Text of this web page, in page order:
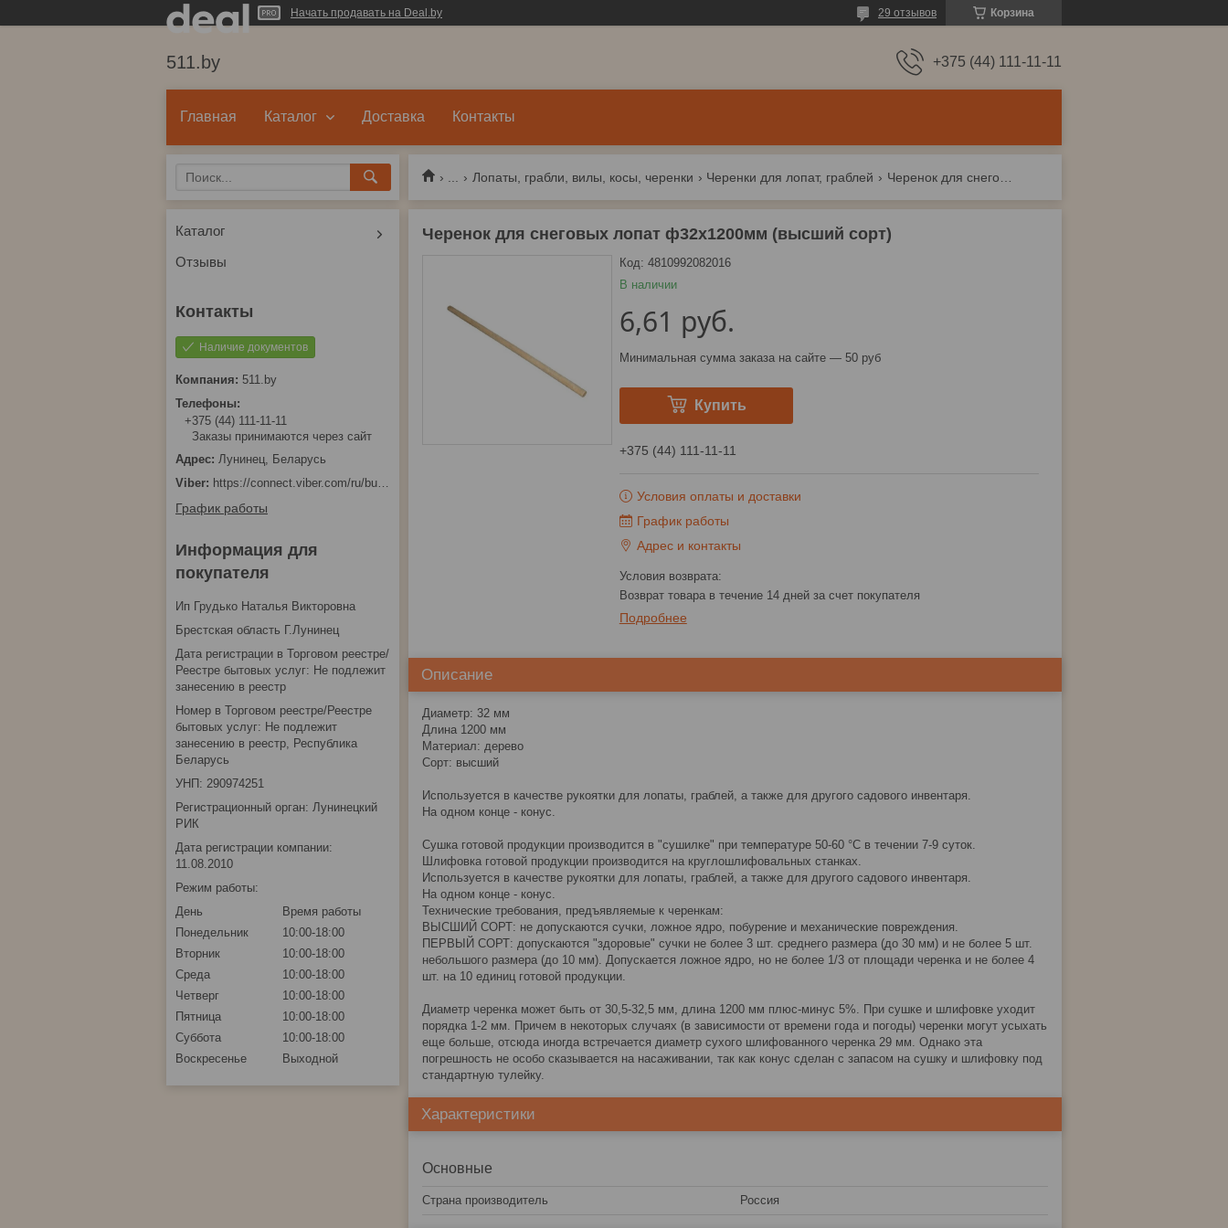
Начать продавать на Deal.by Корзина
29 отзывов
511.by +375 (44) 111-11-11
Главная Каталог Доставка Контакты
Лопаты, грабли, вилы, косы, черенки Черенки для лопат, граблей
Черенок для снеговых лопат ф32х1200мм (высший сорт)
В наличии
Код: 4810992082016
6,61 руб.
Минимальная сумма заказа на сайте — 50 руб
Купить
+375 (44) 111-11-11
Условия оплаты и доставки
График работы
Адрес и контакты
возврат товара в течение 14 дней за счет покупателя
Подробнее
Описание
Диаметр: 32 мм
Длина 1200 мм
Материал: дерево
Сорт: высший
Используется в качестве рукоятки для лопаты, граблей, а также для другого садового инвентаря.
На одном конце - конус.
Сушка готовой продукции производится в "сушилке" при температуре 50-60 °С в течении 7-9 суток.
Шлифовка готовой продукции производится на круглошлифовальных станках.
Используется в качестве рукоятки для лопаты, граблей, а также для другого садового инвентаря.
На одном конце - конус.
Технические требования, предъявляемые к черенкам:
ВЫСШИЙ СОРТ: не допускаются сучки, ложное ядро, побурение и механические повреждения.
ПЕРВЫЙ СОРТ: допускаются "здоровые" сучки не более 3 шт. среднего размера (до 30 мм) и не более 5 шт.
небольшого размера (до 10 мм). Допускается ложное ядро, но не более 1/3 от площади черенка и не более 4
шт. на 10 единиц готовой продукции.
Диаметр черенка может быть от 30,5-32,5 мм, длина 1200 мм плюс-минус 5%. При сушке и шлифовке уходит
порядка 1-2 мм. Причем в некоторых случаях (в зависимости от времени года и погоды) черенки могут усыхать
еще больше, отсюда иногда встречается диаметр сухого шлифованного черенка 29 мм. Однако эта
погрешность не особо сказывается на насаживании, так как конус сделан с запасом на сушку и шлифовку под
стандартную тулейку.
Характеристики
Основные
Страна производитель Россия
Каталог
Отзывы
Наличие документов
511.by
+375 (44) 111-11-11
Заказы принимаются через сайт
Лунинец, Беларусь
https://connect.viber.com/ru/business/1d480fbc-bd61-11ef-8513-eab83dfd23fa
График работы
Информация для
покупателя
Ип Грудько Наталья Викторовна
Брестская область Г.Лунинец
Дата регистрации в Торговом реестре/
Реестре бытовых услуг: Не подлежит
занесению в реестр
Номер в Торговом реестре/Реестре
бытовых услуг: Не подлежит
занесению в реестр, Республика
Беларусь
УНП: 290974251
Регистрационный орган: Лунинецкий
РИК
Дата регистрации компании:
11.08.2010
Режим работы:
День
Время работы
Понедельник
10:00-18:00
Вторник
10:00-18:00
Среда
10:00-18:00
Четверг
10:00-18:00
Пятница
10:00-18:00
Суббота
10:00-18:00
Воскресенье
Выходной